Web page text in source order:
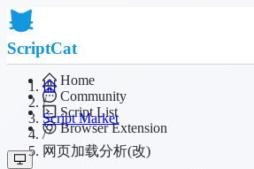
ScriptCat
Home
Community
Script List
Browser Extension
/
Script Market
/
网页加载分析(改)